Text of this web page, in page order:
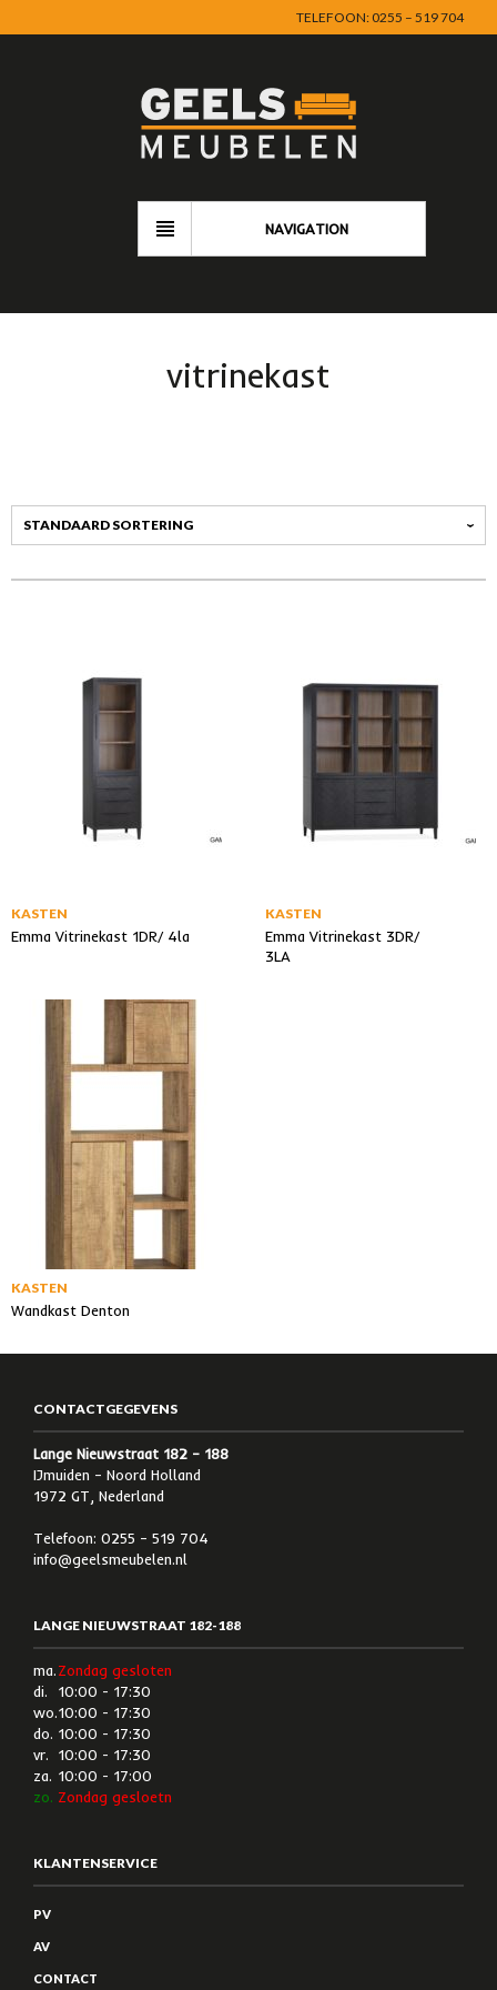
TELEFOON: 0255 – 519 704
NAVIGATION
vitrinekast
KASTEN
Emma Vitrinekast 1DR/ 4la
KASTEN
Emma Vitrinekast 3DR/
3LA
KASTEN
Wandkast Denton
CONTACTGEGEVENS
Lange Nieuwstraat 182 – 188
IJmuiden – Noord Holland
1972 GT, Nederland
Telefoon: 0255 – 519 704
info@geelsmeubelen.nl
LANGE NIEUWSTRAAT 182-188
ma.Zondag gesloten
di.
10:00 - 17:30
wo.10:00 - 17:30
do. 10:00 - 17:30
vr.
10:00 - 17:30
za. 10:00 - 17:00
zo. Zondag gesloetn
KLANTENSERVICE
PV
AV
CONTACT